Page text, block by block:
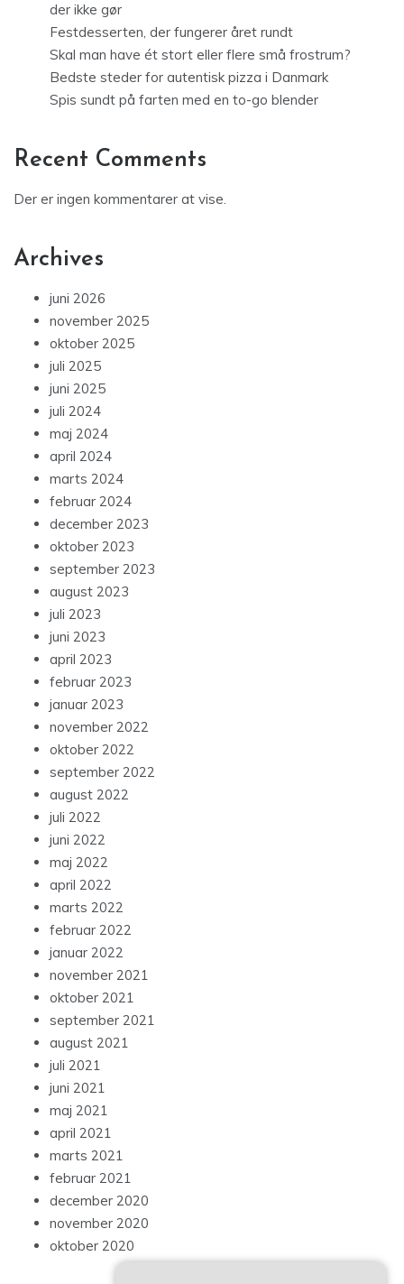
der ikke gør
Festdesserten, der fungerer året rundt
Skal man have ét stort eller flere små frostrum?
Bedste steder for autentisk pizza i Danmark
Spis sundt på farten med en to-go blender
Recent Comments
Der er ingen kommentarer at vise.
Archives
juni 2026
november 2025
oktober 2025
juli 2025
juni 2025
juli 2024
maj 2024
april 2024
marts 2024
februar 2024
december 2023
oktober 2023
september 2023
august 2023
juli 2023
juni 2023
april 2023
februar 2023
januar 2023
november 2022
oktober 2022
september 2022
august 2022
juli 2022
juni 2022
maj 2022
april 2022
marts 2022
februar 2022
januar 2022
november 2021
oktober 2021
september 2021
august 2021
juli 2021
juni 2021
maj 2021
april 2021
marts 2021
februar 2021
december 2020
november 2020
oktober 2020